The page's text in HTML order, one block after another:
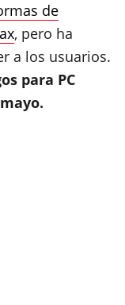
de
, pero ha
a los usuarios.
para PC